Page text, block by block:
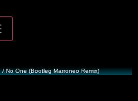
/ No One (Bootleg Marroneo Remix)